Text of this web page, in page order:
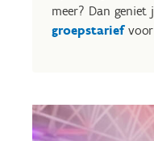
meer? Dan geniet
groepstariefvoor